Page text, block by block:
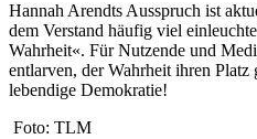
Hannah Arendts Ausspruch ist
dem Verstand häufig viel
Wahrheit«. Für Nutzende und
entlarven, der Wahrheit ihren Platz
lebendige Demokratie!
Foto: TLM